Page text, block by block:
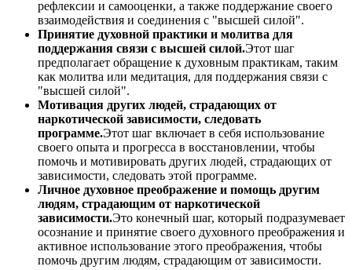
рефлексии и самооценки, а также поддержание своего
взаимодействия и соединения с "высшей силой".
Принятие духовной практики и молитва для
поддержания связи с высшей силой.Этот шаг
предполагает обращение к духовным практикам, таким
как молитва или медитация, для поддержания связи с
"высшей силой".
Мотивация других людей, страдающих от
наркотической зависимости, следовать
программе.Этот шаг включает в себя использование
своего опыта и прогресса в восстановлении, чтобы
помочь и мотивировать других людей, страдающих от
зависимости, следовать этой программе.
Личное духовное преображение и помощь другим
людям, страдающим от наркотической
зависимости.Это конечный шаг, который подразумевает
осознание и принятие своего духовного преображения и
активное использование этого преображения, чтобы
помочь другим людям, страдающим от зависимости.